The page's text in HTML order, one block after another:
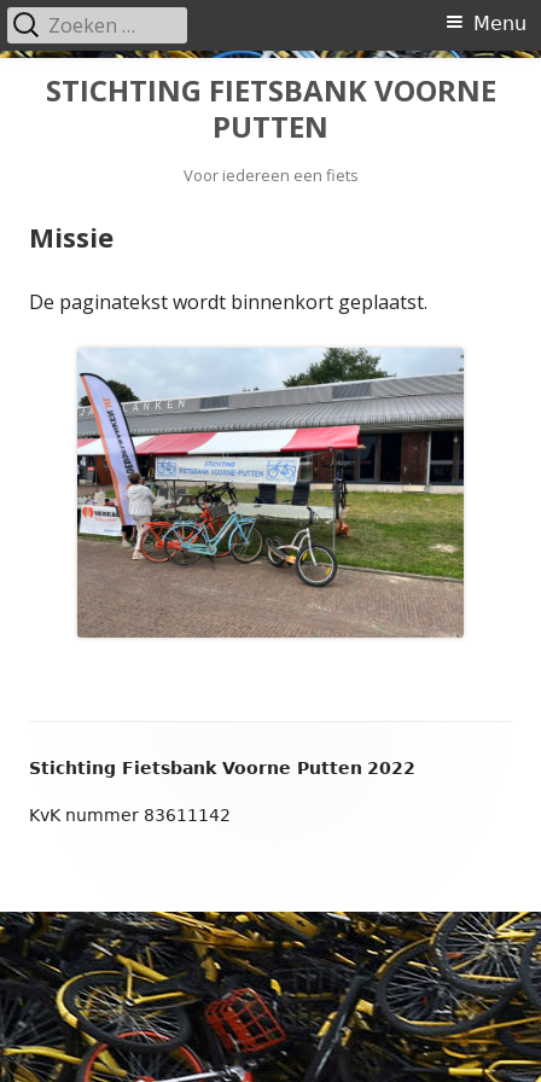
STICHTING FIETSBANK VOORNE
PUTTEN
Voor iedereen een fiets
Primair
menu
Menu
Zoeken
naar:
Missie
De paginatekst wordt binnenkort geplaatst.
inhoud
Stichting Fietsbank Voorne Putten 2022
KvK nummer 83611142